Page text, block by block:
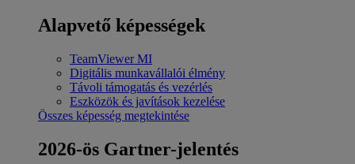
Alapvető képességek
TeamViewer MI
Digitális munkavállalói élmény
Távoli támogatás és vezérlés
Eszközök és javítások kezelése
Összes képesség megtekintése
2026-ös Gartner-jelentés